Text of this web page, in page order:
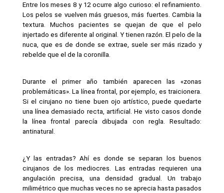
Entre los meses 8 y 12 ocurre algo curioso: el refinamiento.
Los pelos se vuelven más gruesos, más fuertes. Cambia la
textura. Muchos pacientes se quejan de que el pelo
injertado es diferente al original. Y tienen razón. El pelo de la
nuca, que es de donde se extrae, suele ser más rizado y
rebelde que el de la coronilla.
Durante el primer año también aparecen las «zonas
problemáticas». La línea frontal, por ejemplo, es traicionera.
Si el cirujano no tiene buen ojo artístico, puede quedarte
una línea demasiado recta, artificial. He visto casos donde
la línea frontal parecía dibujada con regla. Resultado:
antinatural.
¿Y las entradas? Ahí es donde se separan los buenos
cirujanos de los mediocres. Las entradas requieren una
angulación precisa, una densidad gradual. Un trabajo
milimétrico que muchas veces no se aprecia hasta pasados